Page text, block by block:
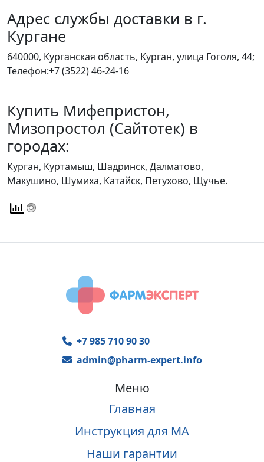
Адрес службы доставки в г.
Кургане
640000, Курганская область, Курган, улица Гоголя, 44;
Телефон:+7 (3522) 46-24-16
Купить Мифепристон,
Мизопростол (Сайтотек) в
городах:
Курган, Куртамыш, Шадринск, Далматово,
Макушино, Шумиха, Катайск, Петухово, Щучье.
+7 985 710 90 30
admin@pharm-expert.info
Меню
Главная
Инструкция для МА
Наши гарантии